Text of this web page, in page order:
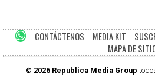
CONTÁCTENOS MEDIA KIT
MAPA DE
© 2026 Republica Media Group